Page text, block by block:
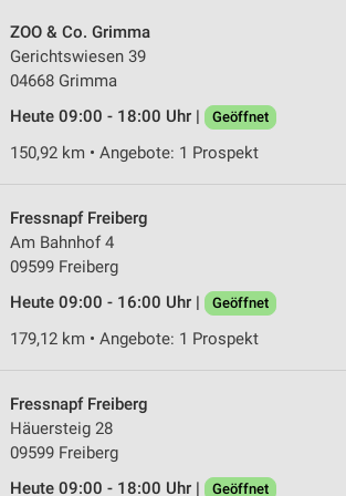
ZOO & Co. Grimma
Gerichtswiesen 39
04668 Grimma
Heute 09:00 - 18:00 Uhr |
Geöffnet
150,92 km • Angebote: 1 Prospekt
Fressnapf Freiberg
Am Bahnhof 4
09599 Freiberg
Heute 09:00 - 16:00 Uhr |
Geöffnet
179,12 km • Angebote: 1 Prospekt
Fressnapf Freiberg
Häuersteig 28
09599 Freiberg
Heute 09:00 - 18:00 Uhr |
Geöffnet